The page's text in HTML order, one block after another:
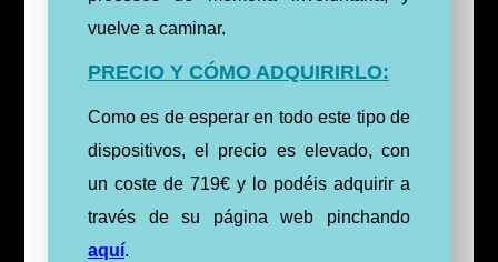
vuelve a caminar.
PRECIO Y CÓMO ADQUIRIRLO:
Como es de esperar en todo este tipo de
dispositivos, el precio es elevado, con
un coste de 719€ y lo podéis adquirir a
través de su página web pinchando
aquí.